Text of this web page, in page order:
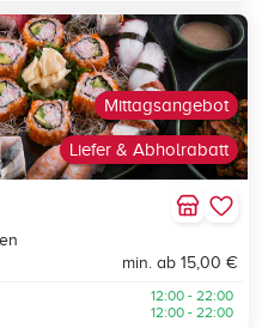
Liefer & Abholrabatt
Mittagsangebot
min. ab 15,00 €
12:00 - 22:00
12:00 - 22:00